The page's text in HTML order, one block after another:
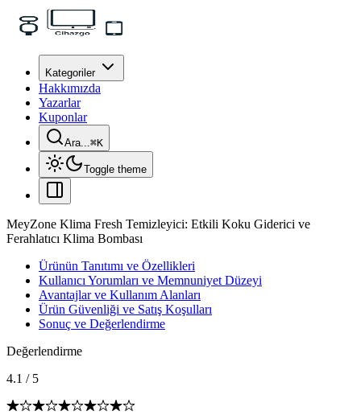
Kategoriler
Hakkımızda
Yazarlar
Kuponlar
Ara...⌘K
Toggle theme
MeyZone Klima Fresh Temizleyici: Etkili Koku Giderici ve
Ferahlatıcı Klima Bombası
Ürünün Tanıtımı ve Özellikleri
Kullanıcı Yorumları ve Memnuniyet Düzeyi
Avantajlar ve Kullanım Alanları
Ürün Güvenliği ve Satış Koşulları
Sonuç ve Değerlendirme
Değerlendirme
4.1 / 5